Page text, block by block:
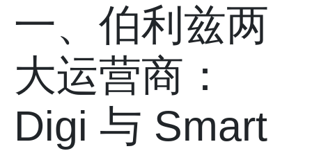
一、伯利兹两
大运营商：
Digi 与 Smart